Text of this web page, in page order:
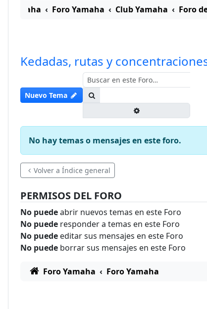
Yamaha Foro Yamaha Club Yamaha Foro
Kedadas, rutas y
Nuevo Tema
No hay temas o mensajes en este foro.
Volver a Índice general
PERMISOS DEL FORO
No puedeabrir nuevos temas en este Foro
No puede responder a temas en este Foro
No puede editar sus mensajes en este Foro
No puede borrar sus mensajes en este Foro
Foro Yamaha Foro Yamaha